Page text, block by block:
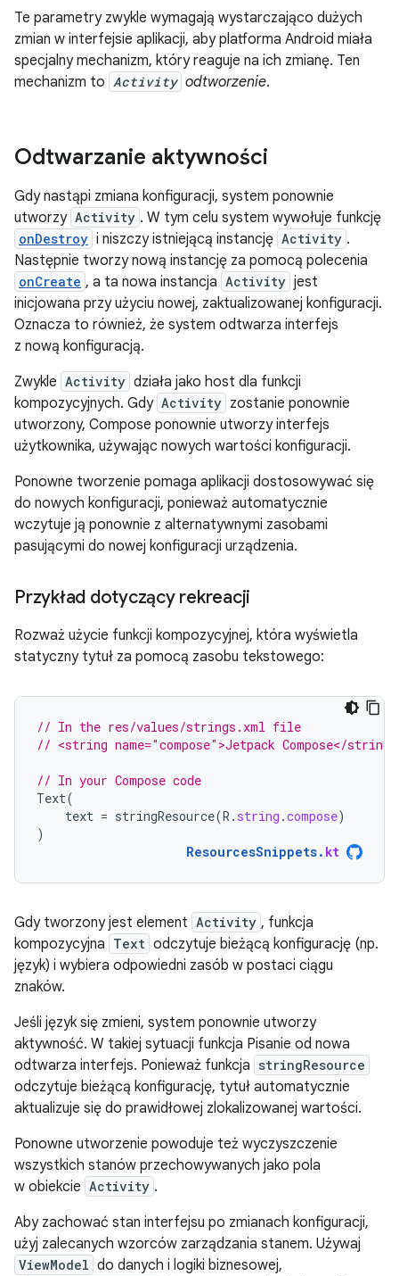
Te parametry zwykle wymagają wystarczająco dużych
zmian w interfejsie aplikacji, aby platforma Android miała
specjalny mechanizm, który reaguje na ich zmianę. Ten
mechanizm to Activity odtworzenie.
Odtwarzanie aktywności
Gdy nastąpi zmiana konfiguracji, system ponownie
utworzy Activity . W tym celu system wywołuje funkcję
onDestroy i niszczy istniejącą instancję Activity .
Następnie tworzy nową instancję za pomocą polecenia
onCreate , a ta nowa instancja Activity jest
inicjowana przy użyciu nowej, zaktualizowanej konfiguracji.
Oznacza to również, że system odtwarza interfejs
z nową konfiguracją.
Zwykle Activity działa jako host dla funkcji
kompozycyjnych. Gdy Activity zostanie ponownie
utworzony, Compose ponownie utworzy interfejs
użytkownika, używając nowych wartości konfiguracji.
Ponowne tworzenie pomaga aplikacji dostosowywać się
do nowych konfiguracji, ponieważ automatycznie
wczytuje ją ponownie z alternatywnymi zasobami
pasującymi do nowej konfiguracji urządzenia.
Przykład dotyczący rekreacji
Rozważ użycie funkcji kompozycyjnej, która wyświetla
statyczny tytuł za pomocą zasobu tekstowego:
// In the res/values/strings.xml file
// <string name="compose">Jetpack Compose</string>
// In your Compose code
Text(
text = stringResource(R . string .compose)
)
ResourcesSnippets. kt
Gdy tworzony jest element Activity , funkcja
kompozycyjna Text odczytuje bieżącą konfigurację (np.
język) i wybiera odpowiedni zasób w postaci ciągu
znaków.
Jeśli język się zmieni, system ponownie utworzy
aktywność. W takiej sytuacji funkcja Pisanie od nowa
odtwarza interfejs. Ponieważ funkcja stringResource
odczytuje bieżącą konfigurację, tytuł automatycznie
aktualizuje się do prawidłowej zlokalizowanej wartości.
Ponowne utworzenie powoduje też wyczyszczenie
wszystkich stanów przechowywanych jako pola
w obiekcie Activity .
Aby zachować stan interfejsu po zmianach konfiguracji,
użyj zalecanych wzorców zarządzania stanem. Używaj
ViewModel do danych i logiki biznesowej,